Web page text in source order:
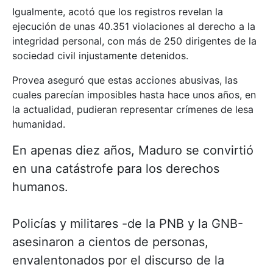
Igualmente, acotó que los registros revelan la
ejecución de unas 40.351 violaciones al derecho a la
integridad personal, con más de 250 dirigentes de la
sociedad civil injustamente detenidos.
Provea aseguró que estas acciones abusivas, las
cuales parecían imposibles hasta hace unos años, en
la actualidad, pudieran representar crímenes de lesa
humanidad.
En apenas diez años, Maduro se convirtió
en una catástrofe para los derechos
humanos.
Policías y militares -de la PNB y la GNB-
asesinaron a cientos de personas,
envalentonados por el discurso de la